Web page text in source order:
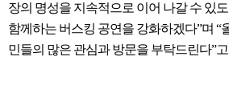
장의 명성을 지속적으로 이어 나갈 수 있
함께하는 버스킹 공연을 강화하겠다”며 “
민들의 많은 관심과 방문을 부탁드린다”